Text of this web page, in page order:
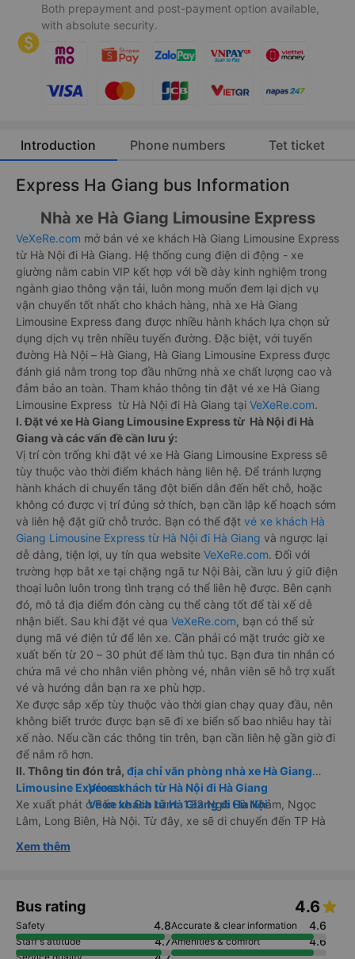
Both prepayment and post-payment option available,
with absolute security.
Introduction Phone numbers Tet ticket
Express Ha Giang bus Information
Nhà xe Hà Giang Limousine Express
VeXeRe.com mở bán vé xe khách Hà Giang Limousine Express
từ Hà Nội đi Hà Giang. Hệ thống cung điện di động - xe
giường nằm cabin VIP kết hợp với bề dày kinh nghiệm trong
ngành giao thông vận tải, luôn mong muốn đem lại dịch vụ
vận chuyển tốt nhất cho khách hàng, nhà xe Hà Giang
Limousine Express đang được nhiều hành khách lựa chọn sử
dụng dịch vụ trên nhiều tuyến đường. Đặc biệt, với tuyến
đường Hà Nội – Hà Giang, Hà Giang Limousine Express được
đánh giá nằm trong top đầu những nhà xe chất lượng cao và
đảm bảo an toàn. Tham khảo thông tin đặt vé xe Hà Giang
Limousine Express từ Hà Nội đi Hà Giang tại VeXeRe.com.
I. Đặt vé xe Hà Giang Limousine Express từ Hà Nội đi Hà
Giang và các vấn đề cần lưu ý:
Vị trí còn trống khi đặt vé xe Hà Giang Limousine Express sẽ
tùy thuộc vào thời điểm khách hàng liên hệ. Để tránh lượng
hành khách di chuyển tăng đột biến dẫn đến hết chỗ, hoặc
không có được vị trí đúng sở thích, bạn cần lập kế hoạch sớm
và liên hệ đặt giữ chỗ trước. Bạn có thể đặt vé xe khách Hà
Giang Limousine Express từ Hà Nội đi Hà Giang và ngược lại
dễ dàng, tiện lợi, uy tín qua website VeXeRe.com. Đối với
trường hợp bắt xe tại chặng ngã tư Nội Bài, cần lưu ý giữ điện
thoại luôn luôn trong tình trạng có thể liên hệ được. Bên cạnh
đó, mô tả địa điểm đón càng cụ thể càng tốt để tài xế dễ
nhận biết. Sau khi đặt vé qua VeXeRe.com, bạn có thể sử
dụng mã vé điện tử để lên xe. Cần phải có mặt trước giờ xe
xuất bến từ 20 – 30 phút để làm thủ tục. Bạn đưa tin nhắn có
chứa mã vé cho nhân viên phòng vé, nhân viên sẽ hỗ trợ xuất
vé và hướng dẫn bạn ra xe phù hợp.
Xe được sắp xếp tùy thuộc vào thời gian chạy quay đầu, nên
không biết trước được bạn sẽ đi xe biển số bao nhiêu hay tài
xế nào. Nếu cần các thông tin trên, bạn cần liên hệ gần giờ đi
để nắm rõ hơn.
II. Thông tin đón trả, địa chỉ văn phòng nhà xe Hà Giang
Limousine Express:
Xe xuất phát ở Bến xe Gia Lâm: 132 Ngô Gia Khảm, Ngọc
Lâm, Long Biên, Hà Nội. Từ đây, xe sẽ di chuyển đến TP Hà
tại nội thành TP. Hà Nội và TP. Hà Giang.
đường.
Một lưu ý nhỏ là bạn cần phải hỏi kỹ hơn về điểm đón khi đặt
vé khi cần đón xe dọc đường, địa chỉ cung cấp càng cụ thể
Vé xe khách từ Hà Nội đi Hà Giang
Vé xe khách từ Hà Giang đi Hà Nội
Xem thêm
Bus rating 4.6
Safety 4.8Accurate & clear information 4.6
Staff's attitude 4.7Amenities & comfort 4.6